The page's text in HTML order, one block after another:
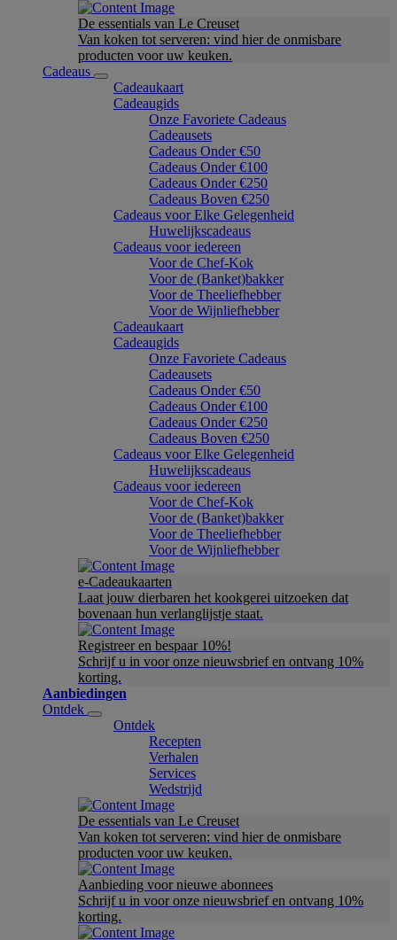
De essentials van Le Creuset
Van koken tot serveren: vind hier de onmisbare
producten voor uw keuken.
Cadeaus
Cadeaukaart
Cadeaugids
Onze Favoriete Cadeaus
Cadeausets
Cadeaus Onder €50
Cadeaus Onder €100
Cadeaus Onder €250
Cadeaus Boven €250
Cadeaus voor Elke Gelegenheid
Huwelijkscadeaus
Cadeaus voor iedereen
Voor de Chef-Kok
Voor de (Banket)bakker
Voor de Theeliefhebber
Voor de Wijnliefhebber
Cadeaukaart
Cadeaugids
Onze Favoriete Cadeaus
Cadeausets
Cadeaus Onder €50
Cadeaus Onder €100
Cadeaus Onder €250
Cadeaus Boven €250
Cadeaus voor Elke Gelegenheid
Huwelijkscadeaus
Cadeaus voor iedereen
Voor de Chef-Kok
Voor de (Banket)bakker
Voor de Theeliefhebber
Voor de Wijnliefhebber
e-Cadeaukaarten
Laat jouw dierbaren het kookgerei uitzoeken dat
bovenaan hun verlanglijstje staat.
Registreer en bespaar 10%!
Schrijf u in voor onze nieuwsbrief en ontvang 10%
korting.
Aanbiedingen
Ontdek
Ontdek
Recepten
Verhalen
Services
Wedstrijd
De essentials van Le Creuset
Van koken tot serveren: vind hier de onmisbare
producten voor uw keuken.
Aanbieding voor nieuwe abonnees
Schrijf u in voor onze nieuwsbrief en ontvang 10%
korting.